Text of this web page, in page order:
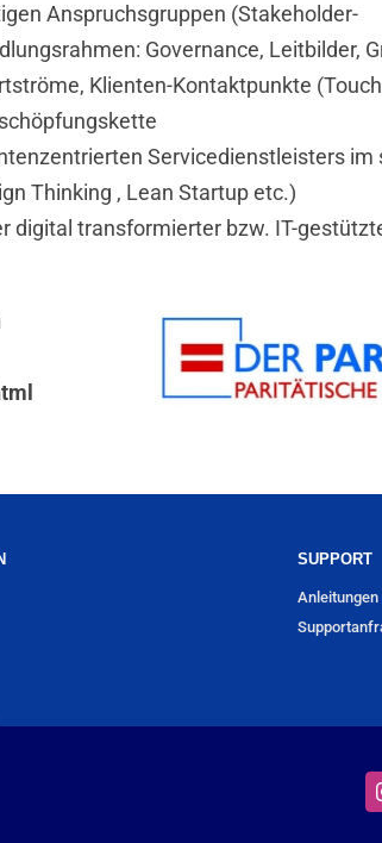
Anspruchsgruppen (Stakeholder-
Governance, Leitbilder,
Klienten-Kontaktpunkte
Servicedienstleisters im
Thinking , Lean Startup etc.)
digital transformierter bzw. IT-
SUPPORT
Anleitungen